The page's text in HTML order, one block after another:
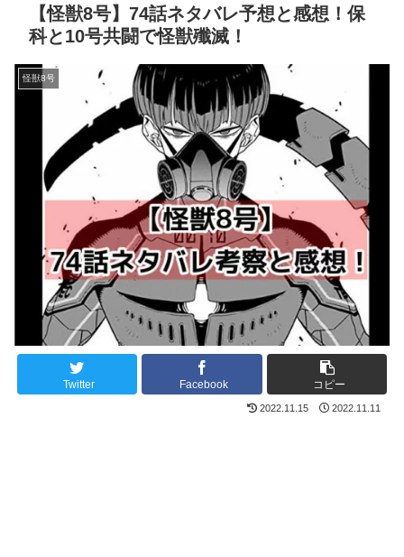
【怪獣8号】74話ネタバレ予想と感想！保
科と10号共闘で怪獣殲滅！
怪獣8号
Twitter Facebook コピー
2022.11.15 2022.11.11